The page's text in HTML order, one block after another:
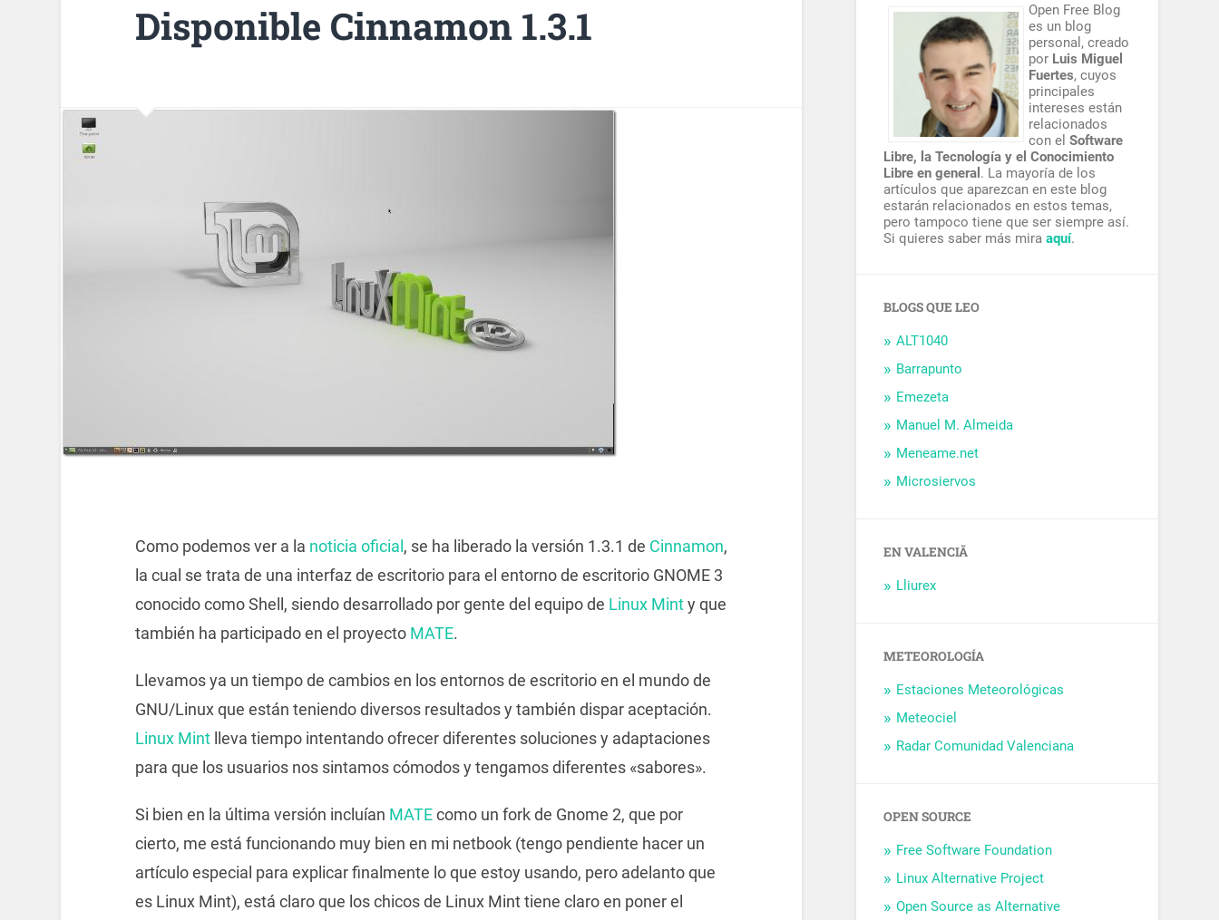
Disponible Cinnamon 1.3.1
Como podemos ver a la noticia oficial , se ha liberado la versión 1.3.1 de Cinnamon,
la cual se trata de una interfaz de escritorio para el entorno de escritorio GNOME 3
conocido como Shell, siendo desarrollado por gente del equipo de Linux Minty que
también ha participado en el proyecto MATE.
Llevamos ya un tiempo de cambios en los entornos de escritorio en el mundo de
GNU/Linux que están teniendo diversos resultados y también dispar aceptación.
Linux Mintlleva tiempo intentando ofrecer diferentes soluciones y adaptaciones
para que los usuarios nos sintamos cómodos y tengamos diferentes «sabores».
Si bien en la última versión incluían MATEcomo un fork de Gnome 2, que por
cierto, me está funcionando muy bien en mi netbook (tengo pendiente hacer un
artículo especial para explicar finalmente lo que estoy usando, pero adelanto que
es Linux Mint), está claro que los chicos de Linux Mint tiene claro en poner el
Open Free Blog
es un blog
personal, creado
por Luis Miguel
Fuertes, cuyos
principales
intereses están
relacionados
con elSoftware
Libre, la Tecnología y el Conocimiento
Libre en general . La mayoría de los
artículos que aparezcan en este blog
estarán relacionados en estos temas,
pero tampoco tiene que ser siempre así.
Si quieres saber más miraaquí.
BLOGS QUE LEO
ALT1040
Barrapunto
Emezeta
Manuel M. Almeida
Meneame.net
Microsiervos
EN VALENCIÃ
Lliurex
METEOROLOGÍA
Estaciones Meteorológicas
Meteociel
Radar Comunidad Valenciana
OPEN SOURCE
Free Software Foundation
Linux Alternative Project
Open Source as Alternative